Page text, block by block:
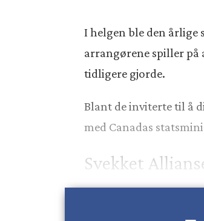
I helgen ble den årlige
arrangørene spiller på
tidligere gjorde.
Blant de inviterte til å
med Canadas
Svekket